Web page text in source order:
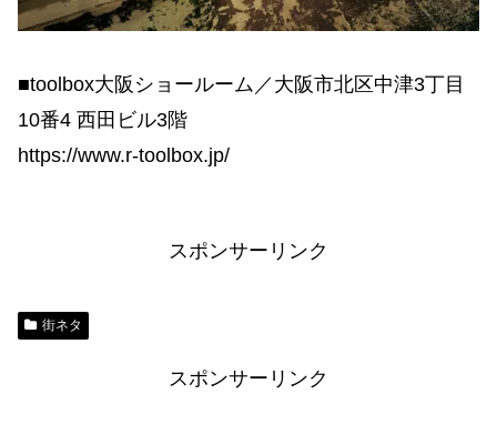
■toolbox大阪ショールーム／大阪市北区中津3丁目
10番4 西田ビル3階
https://www.r-toolbox.jp/
スポンサーリンク
街ネタ
スポンサーリンク